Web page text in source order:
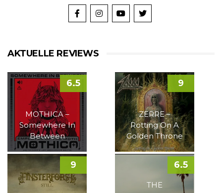
AKTUELLE REVIEWS
MOTHICA –
Somewhere In
Between
6.5
ZERRE –
Rotting On A
Golden Throne
9
9
THE
6.5